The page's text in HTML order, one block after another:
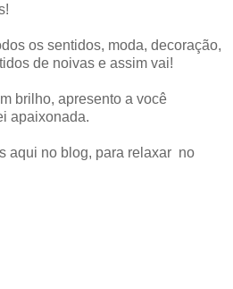
os sentidos, moda, decoração,
de noivas e assim vai!
brilho, apresento a você
apaixonada.
aqui no blog, para relaxar no